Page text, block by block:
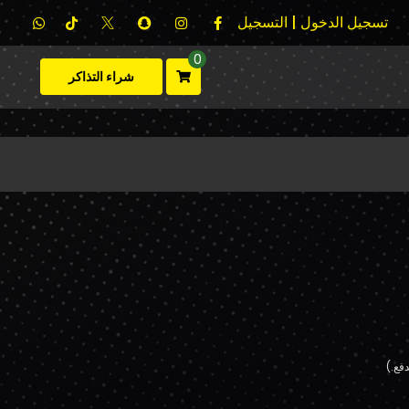
تسجيل الدخول | التسجيل
0
شراء التذاكر